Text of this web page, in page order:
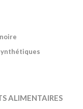
ALIMENTAIRES